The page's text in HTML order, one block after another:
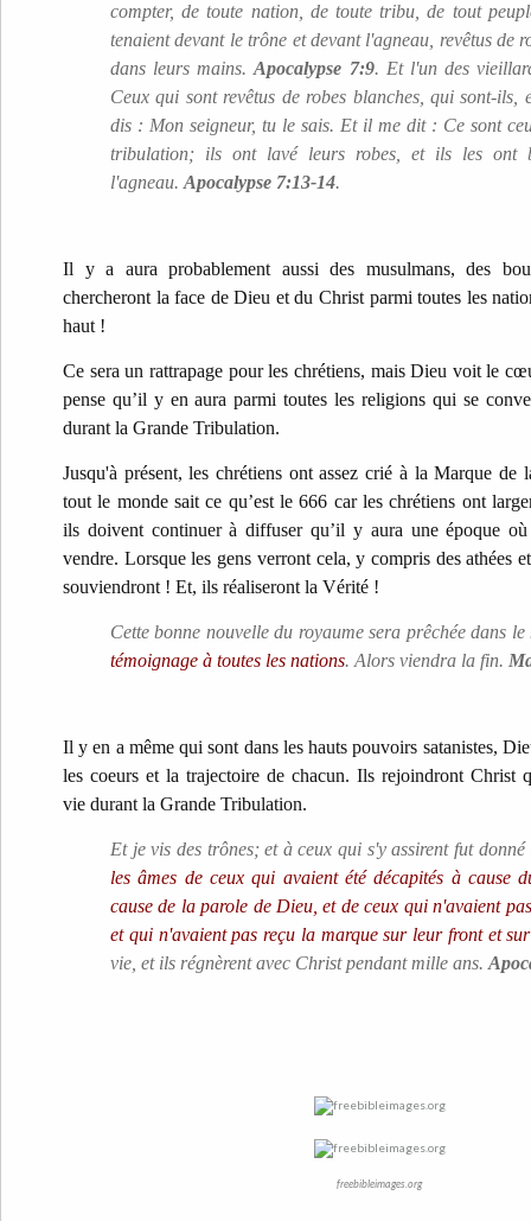
compter, de toute nation, de toute tribu, de tout
tenaient devant le trône et devant l'agneau, revêtus de
dans leurs mains.Apocalypse 7:9. Et l'un des
Ceux qui sont revêtus de robes blanches, qui sont-ils,
dis : Mon seigneur, tu le sais. Et il me dit : Ce sont
tribulation; ils ont lavé leurs robes, et ils les ont
l'agneau. Apocalypse 7:13-14.
Il y a aura probablement aussi des musulmans, des
chercheront la face de Dieu et du Christ parmi toutes les
haut !
Ce sera un rattrapage pour les chrétiens, mais Dieu voit le
pense qu’il y en aura parmi toutes les religions qui se
durant la Grande Tribulation.
Jusqu'à présent, les chrétiens ont assez crié à la Marque de
tout le monde sait ce qu’est le 666 car les chrétiens ont
ils doivent continuer à diffuser qu’il y aura une époque
vendre. Lorsque les gens verront cela, y compris des athées
souviendront ! Et, ils réaliseront la Vérité !
Cette bonne nouvelle du royaume sera prêchée dans
témoignage à toutes les nations. Alors viendra la fin.
Il y en a même qui sont dans les hauts pouvoirs satanistes,
les coeurs et la trajectoire de chacun. Ils rejoindront Christ
vie durant la Grande Tribulation.
Et je vis des trônes; et à ceux qui s'y assirent fut
les âmes de ceux qui avaient été décapités à cause
cause de la parole de Dieu, et de ceux qui n'avaient
et qui n'avaient pas reçu la marque sur leur front et
vie, et ils régnèrent avec Christ pendant mille ans.
freebibleimages.org